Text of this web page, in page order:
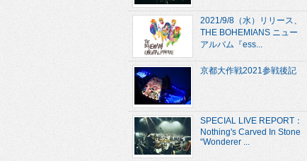
2021/9/8（水）リリース、
THE BOHEMIANS ニュー
アルバム『ess...
京都大作戦2021参戦後記
SPECIAL LIVE REPORT：
Nothing's Carved In Stone
“Wonderer ...